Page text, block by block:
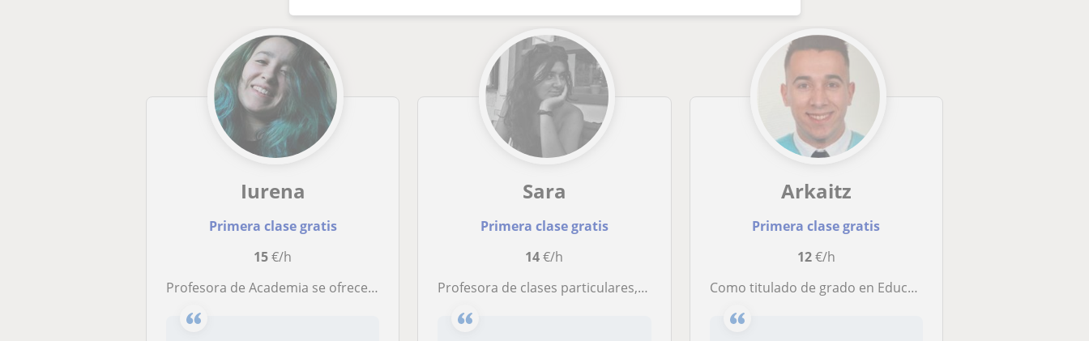
Iurena
Primera clase gratis
15€/h
Profesora de Academia se ofrece para clases de euskera e inglés desde nivel preescolar hasta bachillerato
Sara
Primera clase gratis
14€/h
Profesora de clases particulares, cualquier materia de ciencias o lingüística
Arkaitz
Primera clase gratis
12€/h
Como titulado de grado en Educacion primaria, dare clases de todas las asignaturas que se imparten en primaria. Me considero una persona muy cercana y agradable